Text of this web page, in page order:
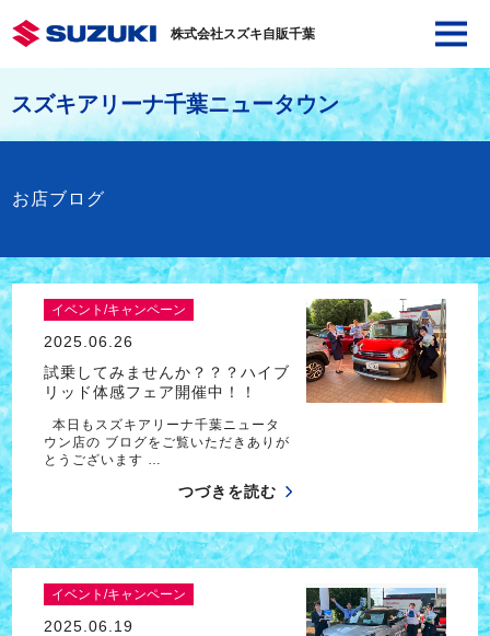
株式会社スズキ自販千葉
スズキアリーナ千葉ニュータウン
お店ブログ
イベント/キャンペーン
2025.06.26
試乗してみませんか？？？ハイブ
リッド体感フェア開催中！！
本日もスズキアリーナ千葉ニュータ
ウン店の ブログをご覧いただきありが
とうございます …
つづきを読む
イベント/キャンペーン
2025.06.19